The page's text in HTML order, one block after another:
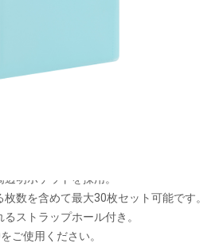
ロマイドを持ち運ぶのに便利なポケッ
ルバムです。
明ポケットを採用。
数を含めて最大30枚セット可能です。
ストラップホール付き。
ご使用ください。